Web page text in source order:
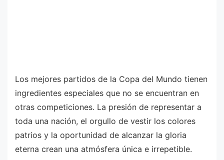
Los mejores partidos de la Copa del Mundo tienen
ingredientes especiales que no se encuentran en
otras competiciones. La presión de representar a
toda una nación, el orgullo de vestir los colores
patrios y la oportunidad de alcanzar la gloria
eterna crean una atmósfera única e irrepetible.